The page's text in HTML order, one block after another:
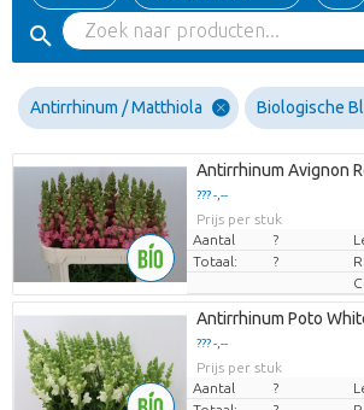
Antirrhinum / Matthiola Biologische
Antirrhinum Avignon
??? -,--
Prijs per stuk
Aantal
?
Totaal:
?
Antirrhinum Poto
??? -,--
Prijs per stuk
Aantal
?